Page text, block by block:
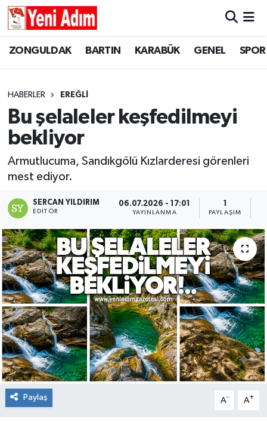
ZONGULDAK BARTIN KARABÜK GENEL SPOR
HABERLER EREĞLİ
Bu şelaleler keşfedilmeyi
bekliyor
Armutlucuma, Sandıkgölü Kızlarderesi görenleri
mest ediyor.
SERCAN YILDIRIM
EDITÖR
06.07.2026 - 17:01
YAYINLANMA PAYLAŞIM
Paylaş A- A+
ZONGULDAK
GÜNCEL
SİYASET
RESMİ İLAN
ZONGULDAK
GENEL
SPOR
SİYASET
SAĞLIK
GÜNCEL
RESMİ İLAN
Künye
Zonguldak Hava Durumu
Süper Lig Puan Durumu ve Fikstür
Tüm Manşetler
Son Dakika Haberleri
Haber Arşivi